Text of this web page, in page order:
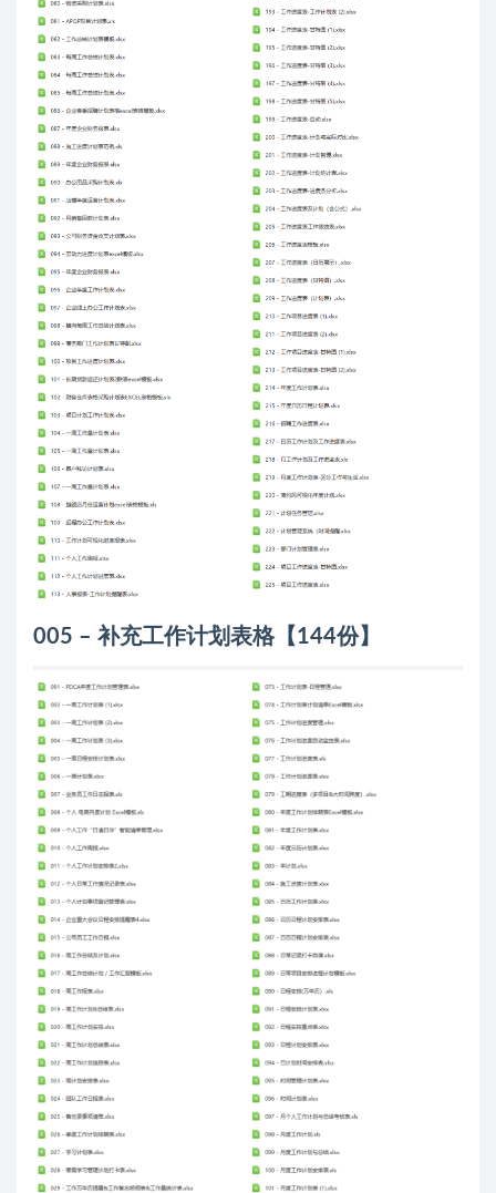
005 – 补充工作计划表格【144份】